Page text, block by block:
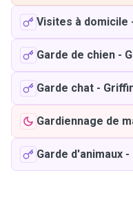
Visites à domicile
Garde de chien -
Garde chat -
Gardiennage de
Garde d'animaux -